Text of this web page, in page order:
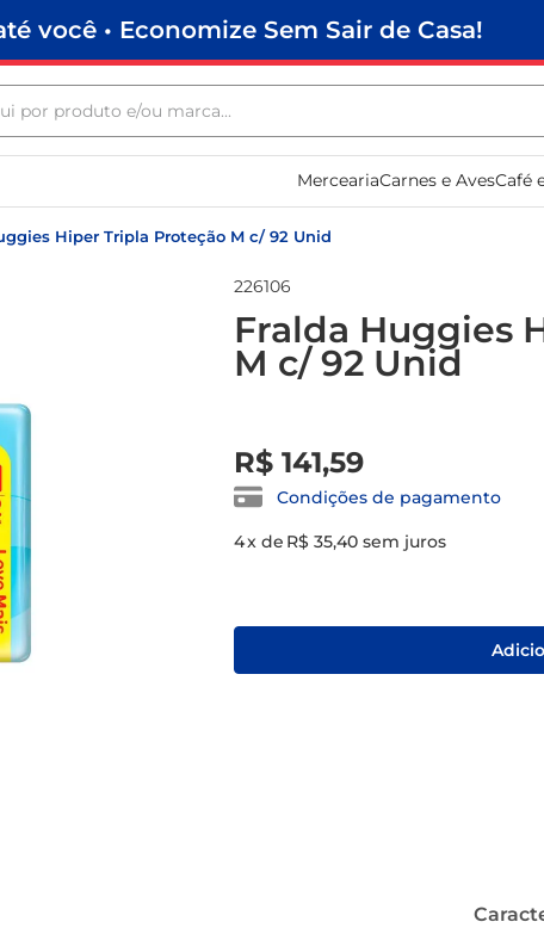
você • Economize Sem Sair de Casa!
por produto e/ou marca...
MerceariaCarnes e AvesCafé
Hiper Tripla Proteção M c/ 92 Unid
226106
Fralda Huggies
M c/ 92 Unid
R$ 141,59
Condições de pagamento
4x de R$ 35,40sem juros